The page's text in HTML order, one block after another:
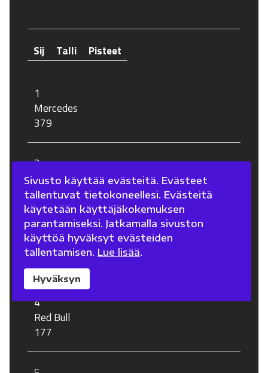
Sij Talli Pisteet
1
Mercedes
379
2
Ferrari
307
3
McLaren
4
Red Bull
177
Sivusto käyttää evästeitä. Evästeet
tallentuvat tietokoneellesi. Evästeitä
käytetään käyttäjäkokemuksen
parantamiseksi. Jatkamalla sivuston
käyttöä hyväksyt evästeiden
tallentamisen. Lue lisää.
Hyväksyn